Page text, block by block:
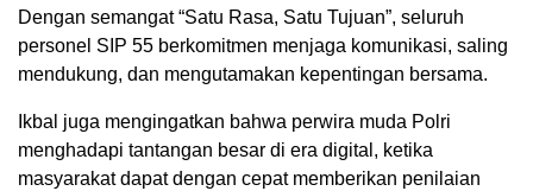
Dengan semangat “Satu Rasa, Satu Tujuan”, seluruh
personel SIP 55 berkomitmen menjaga komunikasi, saling
mendukung, dan mengutamakan kepentingan bersama.
Ikbal juga mengingatkan bahwa perwira muda Polri
menghadapi tantangan besar di era digital, ketika
masyarakat dapat dengan cepat memberikan penilaian